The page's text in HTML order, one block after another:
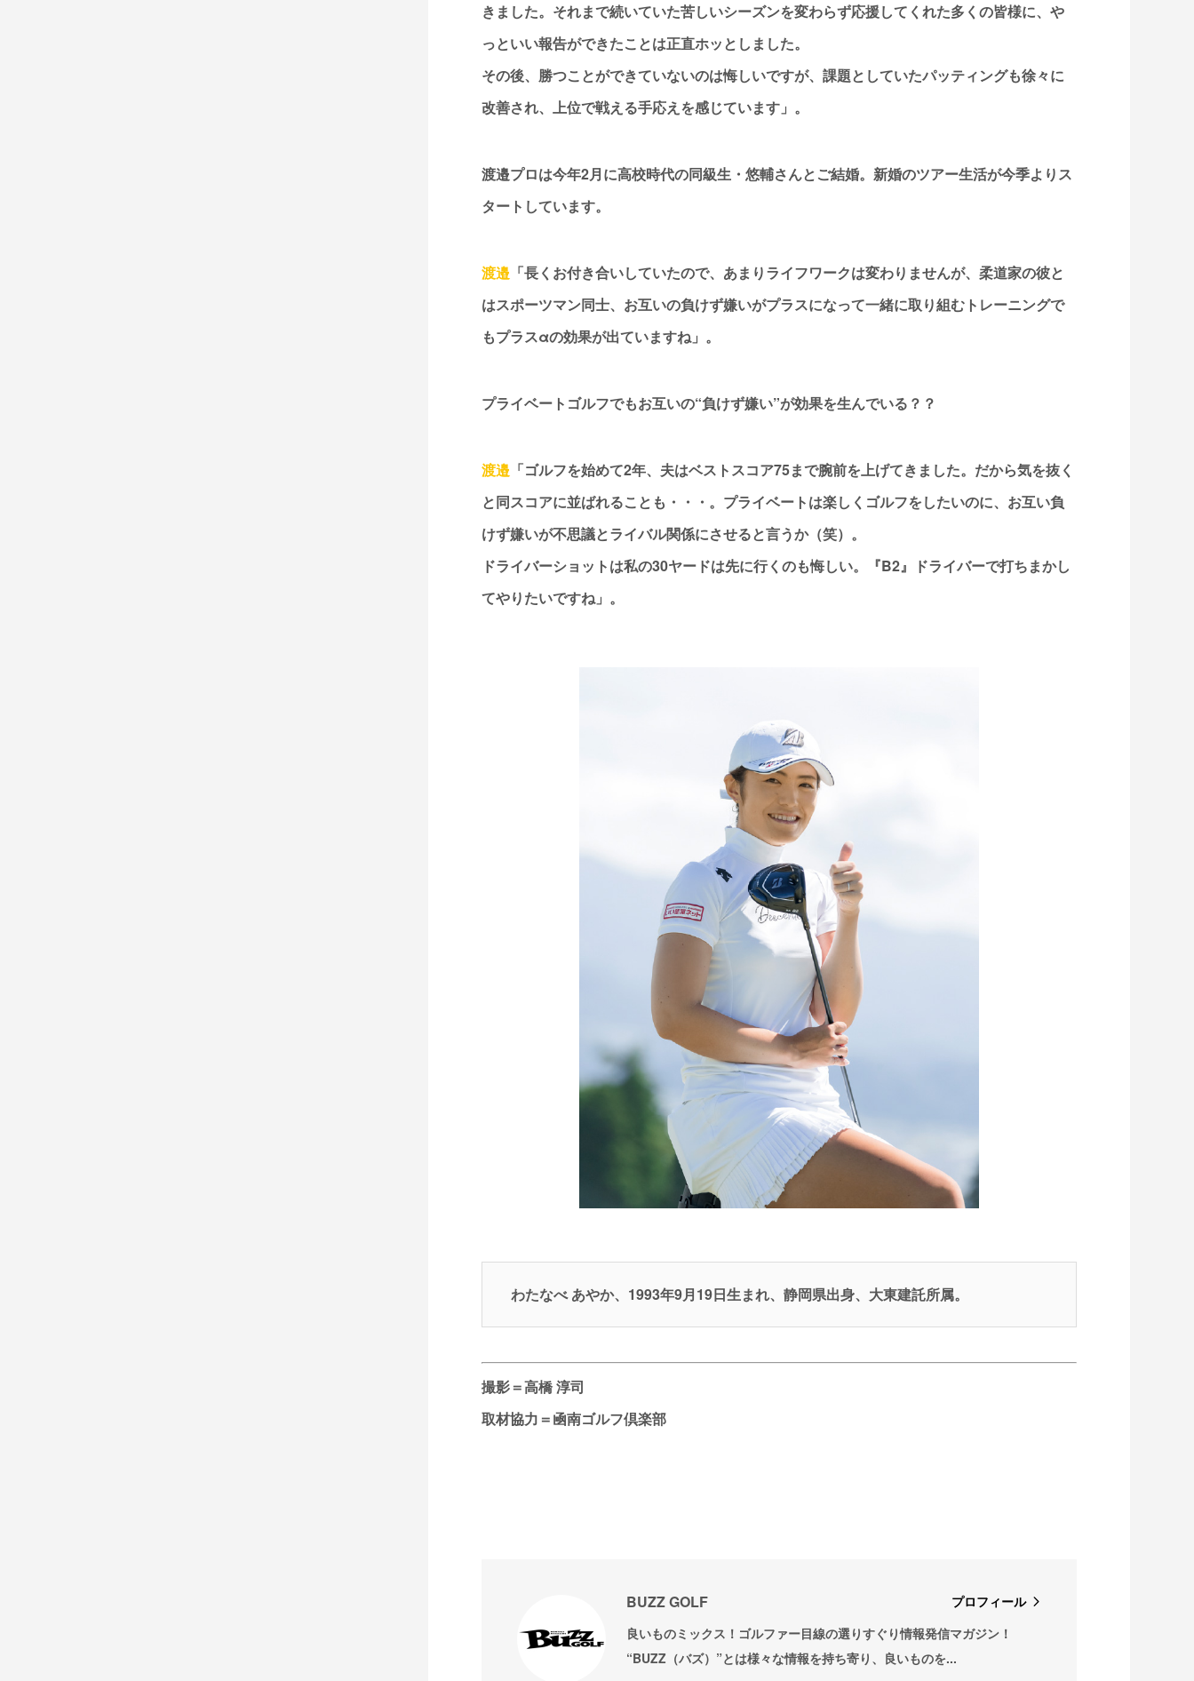
きました。それまで続いていた苦しいシーズンを変わらず応援してくれた多くの皆様に、や
っといい報告ができたことは正直ホッとしました。
その後、勝つことができていないのは悔しいですが、課題としていたパッティングも徐々に
改善され、上位で戦える手応えを感じています」。
渡邉プロは今年2月に高校時代の同級生・悠輔さんとご結婚。新婚のツアー生活が今季よりス
タートしています。
渡邉 「長くお付き合いしていたので、あまりライフワークは変わりませんが、柔道家の彼と
はスポーツマン同士、お互いの負けず嫌いがプラスになって一緒に取り組むトレーニングで
もプラスαの効果が出ていますね」。
プライベートゴルフでもお互いの“負けず嫌い”が効果を生んでいる？？
渡邉 「ゴルフを始めて2年、夫はベストスコア75まで腕前を上げてきました。だから気を抜く
と同スコアに並ばれることも・・・。プライベートは楽しくゴルフをしたいのに、お互い負
けず嫌いが不思議とライバル関係にさせると言うか（笑）。
ドライバーショットは私の30ヤードは先に行くのも悔しい。『B2』ドライバーで打ちまかし
てやりたいですね」。
わたなべ あやか、1993年9月19日生まれ、静岡県出身、大東建託所属。
撮影＝高橋 淳司
取材協力＝凾南ゴルフ倶楽部
BUZZ GOLF
プロフィール
良いものミックス！ゴルファー目線の選りすぐり情報発信マガジン！
“BUZZ（バズ）”とは様々な情報を持ち寄り、良いものを...